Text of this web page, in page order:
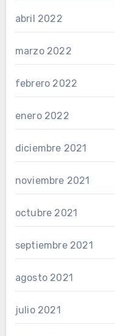
abril 2022
marzo 2022
febrero 2022
enero 2022
diciembre 2021
noviembre 2021
octubre 2021
septiembre 2021
agosto 2021
julio 2021